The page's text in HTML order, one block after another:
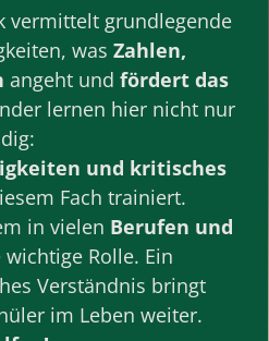
vermittelt grundlegende
was Zahlen,
angeht und fördert das
lernen hier nicht nur
und kritisches
Fach trainiert.
in vielen Berufen und
wichtige Rolle. Ein
Verständnis bringt
im Leben weiter.